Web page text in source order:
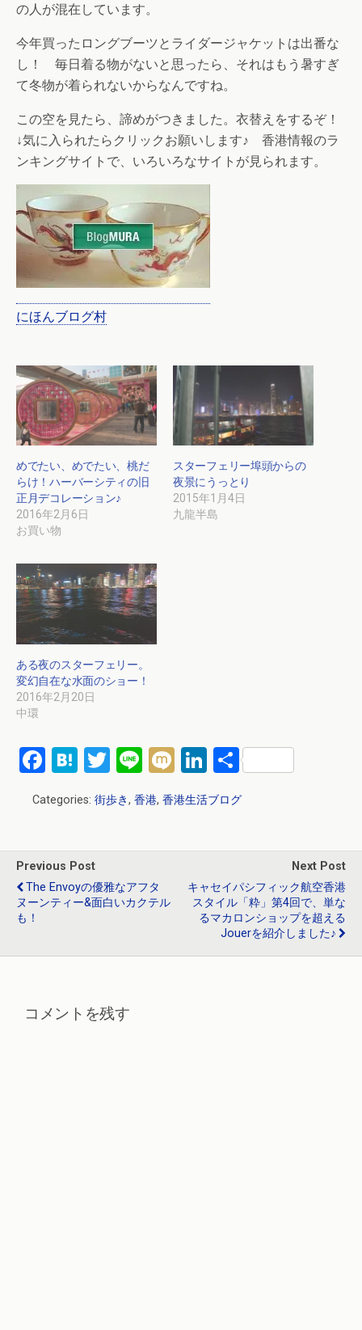
の人が混在しています。
今年買ったロングブーツとライダージャケットは出番な
し！ 毎日着る物がないと思ったら、それはもう暑すぎ
て冬物が着られないからなんですね。
この空を見たら、諦めがつきました。衣替えをするぞ！
↓気に入られたらクリックお願いします♪ 香港情報のラ
ンキングサイトで、いろいろなサイトが見られます。
にほんブログ村
めでたい、めでたい、桃だ
らけ！ハーバーシティの旧
正月デコレーション♪
2016年2月6日
お買い物
スターフェリー埠頭からの
夜景にうっとり
2015年1月4日
九龍半島
ある夜のスターフェリー。
変幻自在な水面のショー！
2016年2月20日
中環
F
ce
o
o
k
H
at
e
a
T
wi
tt
Li
n
e
M
ixi
Li
n
ke
共
Categories: 街歩き, 香港, 香港生活ブログ
Previous Post
The Envoyの優雅なアフタ
ヌーンティー&面白いカクテル
も！
Next Post
キャセイパシフィック航空香港
スタイル「粋」第4回で、単な
るマカロンショップを超える
Jouerを紹介しました♪
コメントを残す